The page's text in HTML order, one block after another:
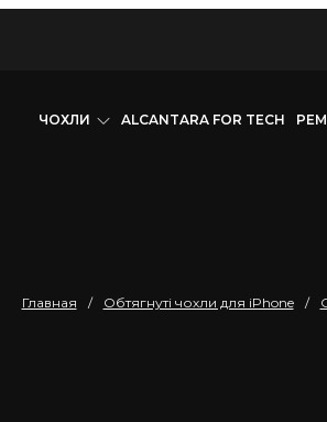
ЧОХЛИ ALCANTARA FOR TECH
Главная / Обтягнуті чохли для iPhone /